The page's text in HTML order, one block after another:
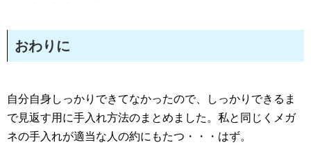
おわりに
自分自身しっかりできてなかったので、しっかりできるま
で見返す用に手入れ方法のまとめました。私と同じくメガ
ネの手入れが適当な人の約にもたつ・・・はず。